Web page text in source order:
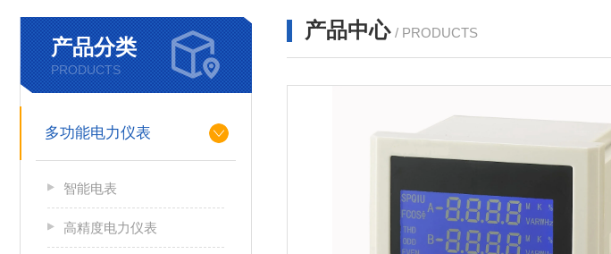
产品分类
PRODUCTS
多功能电力仪表
智能电表
高精度电力仪表
产品中心 / PRODUCTS